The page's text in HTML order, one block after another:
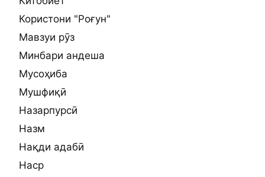
Користони "Роғун"
Мавзуи рӯз
Минбари андеша
Мусоҳиба
Мушфиқӣ
Назарпурсӣ
Назм
Нақди адабӣ
Наср